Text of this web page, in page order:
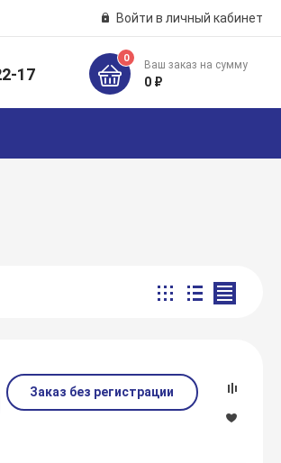
Войти в личный кабинет
17
0
Ваш заказ на сумму
0 ₽
Заказ без регистрации